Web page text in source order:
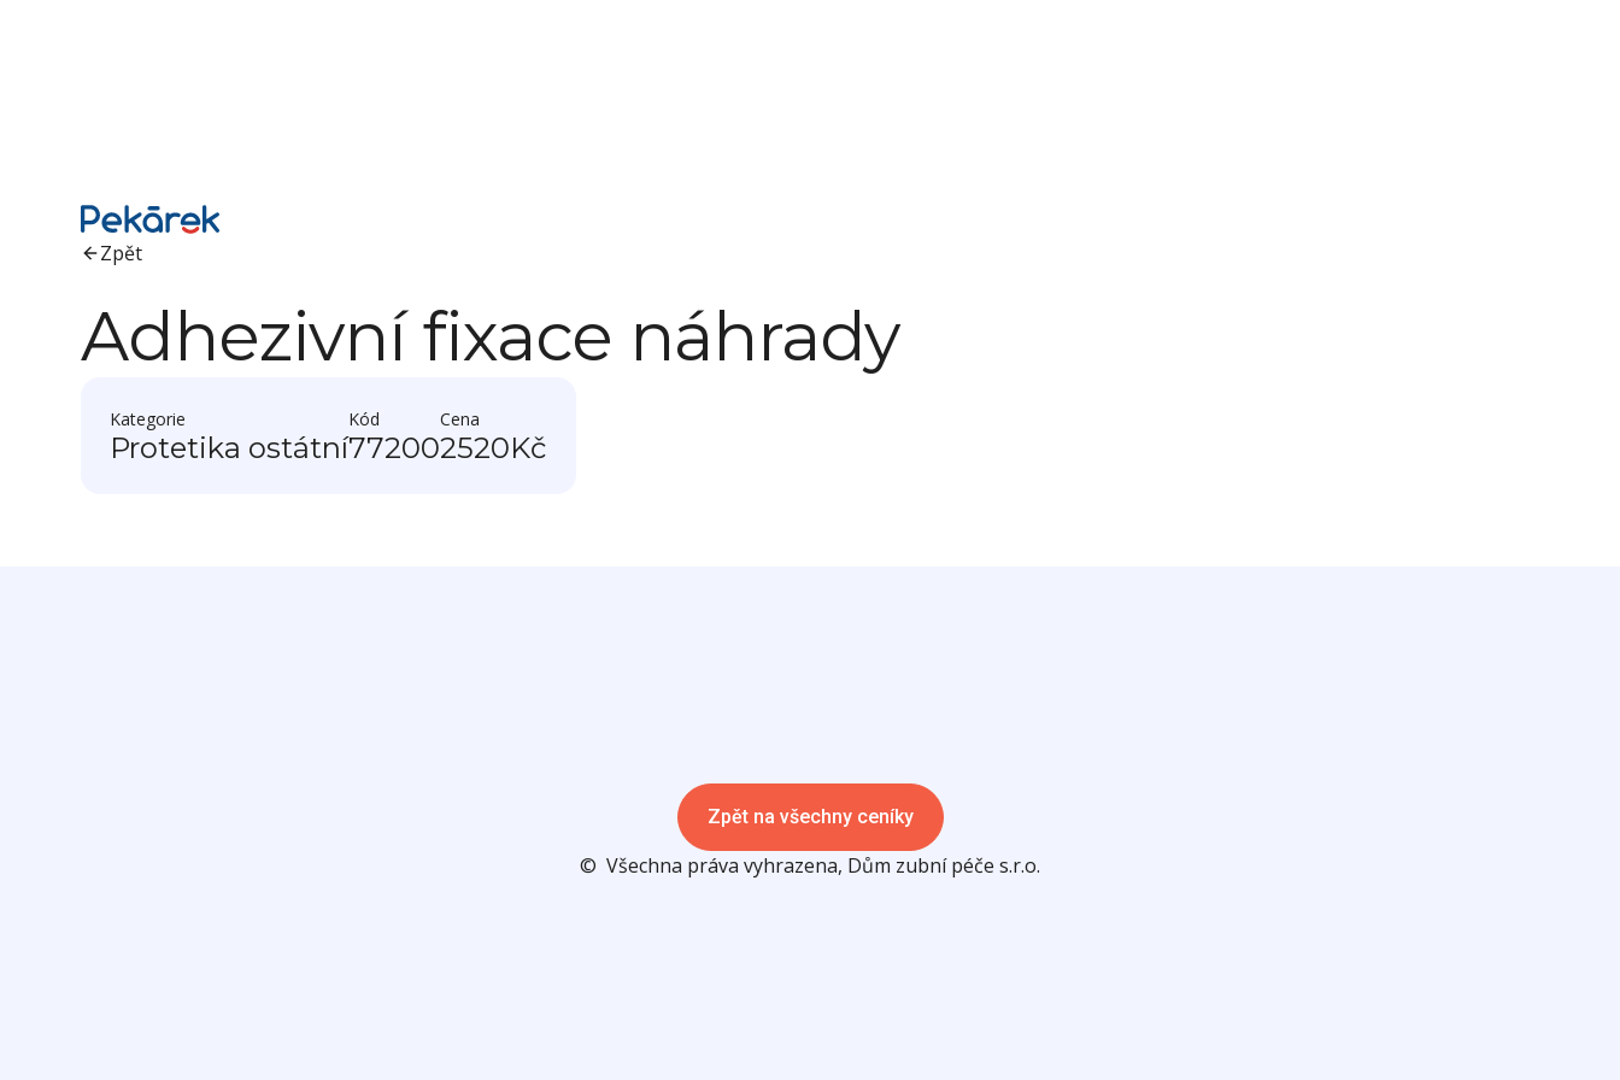
Zpět
Adhezivní fixace náhrady
Kategorie
Protetika ostátní
Kód
77200
Cena
2520Kč
Zpět na všechny ceníky
© Všechna práva vyhrazena, Dům zubní péče s.r.o.